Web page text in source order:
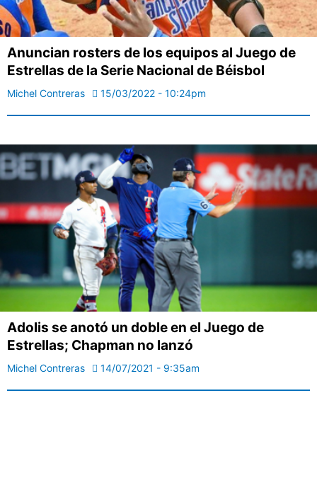
Anuncian rosters de los equipos al Juego de
Estrellas de la Serie Nacional de Béisbol
Michel Contreras 15/03/2022 - 10:24pm
Adolis se anotó un doble en el Juego de
Estrellas; Chapman no lanzó
Michel Contreras 14/07/2021 - 9:35am